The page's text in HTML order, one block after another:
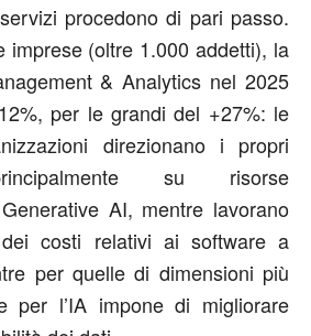
procedono di pari passo.
imprese (oltre 1.000 addetti), la
& Analytics nel 2025
per le grandi del +27%: le
direzionano i propri
su risorse
AI, mentre lavorano
dei costi relativi ai software a
per quelle di dimensioni più
per l’IA impone di migliorare